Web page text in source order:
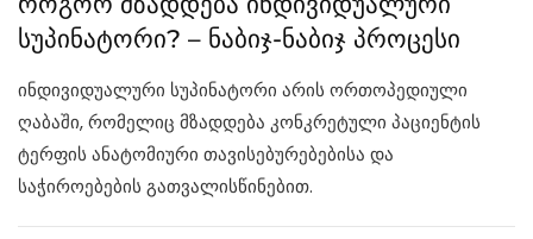
სუპინატორი? – ნაბიჯ-ნაბიჯ პროცესი
ინდივიდუალური სუპინატორი არის ორთოპედიული
ღაბაში, რომელიც მზადდება კონკრეტული პაციენტის
ტერფის ანატომიური თავისებურებებისა და
საჭიროებების გათვალისწინებით.